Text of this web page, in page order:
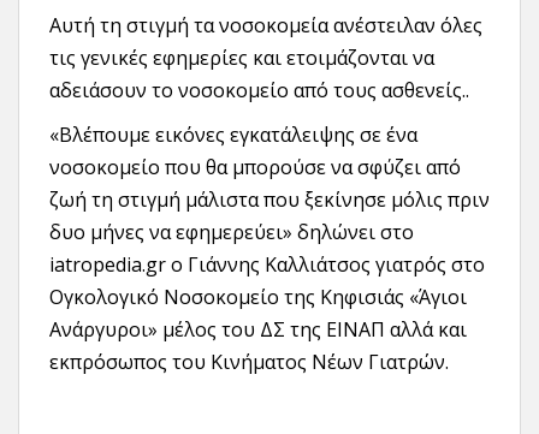
Αυτή τη στιγμή τα νοσοκομεία ανέστειλαν όλες
τις γενικές εφημερίες και ετοιμάζονται να
αδειάσουν το νοσοκομείο από τους ασθενείς..
«Βλέπουμε εικόνες εγκατάλειψης σε ένα
νοσοκομείο που θα μπορούσε να σφύζει από
ζωή τη στιγμή μάλιστα που ξεκίνησε μόλις πριν
δυο μήνες να εφημερεύει» δηλώνει στο
iatropedia.gr ο Γιάννης Καλλιάτσος γιατρός στο
Ογκολογικό Νοσοκομείο της Κηφισιάς «Άγιοι
Ανάργυροι» μέλος του ΔΣ της ΕΙΝΑΠ αλλά και
εκπρόσωπος του Κινήματος Νέων Γιατρών.